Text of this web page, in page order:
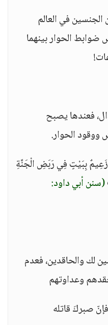
في العالم
الحوار بينهما
فعندها يصبح
ووقود الحوار.
زَعِيمٌ بِبَيْتٍ فِي رَبَضِ الْجَنَّةِ
(سنن أبي داود:
لك والحاقدين، فعدم
وعداوتهم
صبركَ قاتله